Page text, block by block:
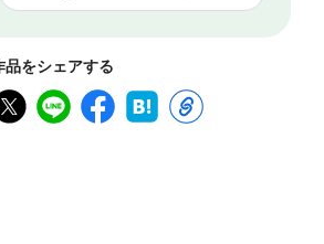
品をシェアする